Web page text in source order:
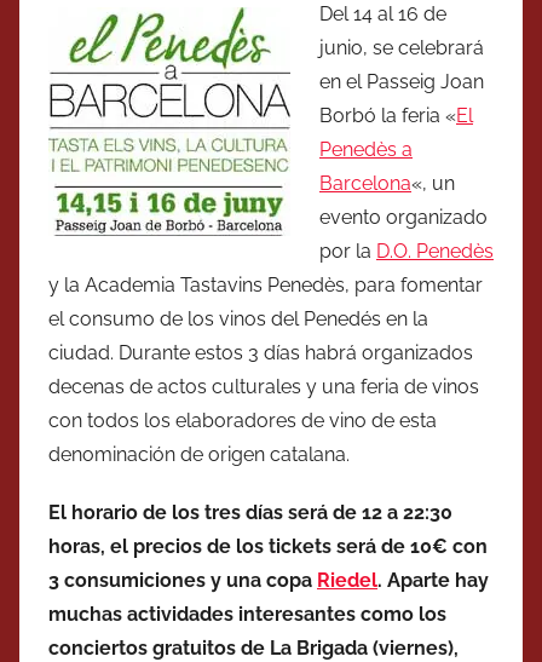
Del 14 al 16 de
junio, se celebrará
en el Passeig Joan
Borbó la feria «El
Penedès a
Barcelona«, un
evento organizado
por la D.O. Penedès
y la Academia Tastavins Penedès, para fomentar
el consumo de los vinos del Penedés en la
ciudad. Durante estos 3 días habrá organizados
decenas de actos culturales y una feria de vinos
con todos los elaboradores de vino de esta
denominación de origen catalana.
El horario de los tres días será de 12 a 22:30
horas, el precios de los tickets será de 10€ con
3 consumiciones y una copa Riedel. Aparte hay
muchas actividades interesantes como los
conciertos gratuitos de La Brigada (viernes),